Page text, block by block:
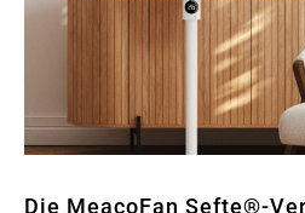
Die MeacoFan Sefte®-